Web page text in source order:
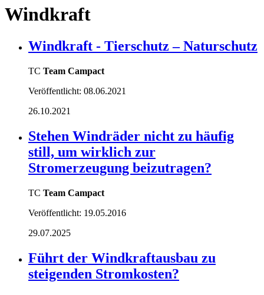
Windkraft
Windkraft - Tierschutz – Naturschutz
TC Team Campact
Veröffentlicht: 08.06.2021
26.10.2021
Stehen Windräder nicht zu häufig
still, um wirklich zur
Stromerzeugung beizutragen?
TC Team Campact
Veröffentlicht: 19.05.2016
29.07.2025
Führt der Windkraftausbau zu
steigenden Stromkosten?